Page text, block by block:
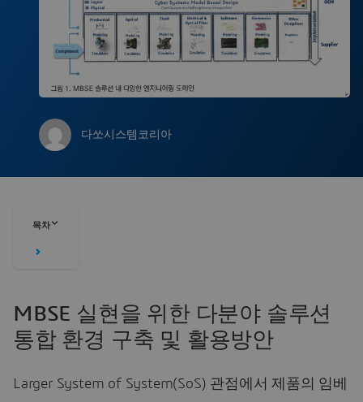
다쏘시스템코리아
목차
MBSE 실현을 위한 다분야 솔루션
통합 환경 구축 및 활용방안
Larger System of System(SoS) 관점에서 제품의 임베